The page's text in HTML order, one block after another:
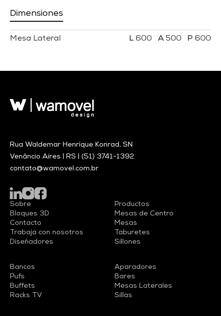
Dimensiones
Mesa Lateral 600 500 600
Rua Waldemar Henrique Konrad, SN
Venâncio Aires | RS | (51) 3741-1392
contato@wamovel.com.br
Sobre
Bloques 3D
Contacto
Trabaja con nosotros
Diseñadores
Productos
Mesas de Centro
Mesas
Taburetes
Sillones
Bancos
Pufs
Buffets
Racks TV
Aparadores
Bares
Mesas Laterales
Sillas